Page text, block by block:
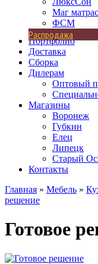
Маг матрас
ФСМ
Распродажа
Портфолио
Доставка
Сборка
Дилерам
Оптовый
Магазины
Воронеж
Губкин
Елец
Липецк
Старый
Контакты
Главная » Мебель »
решение
Готовое